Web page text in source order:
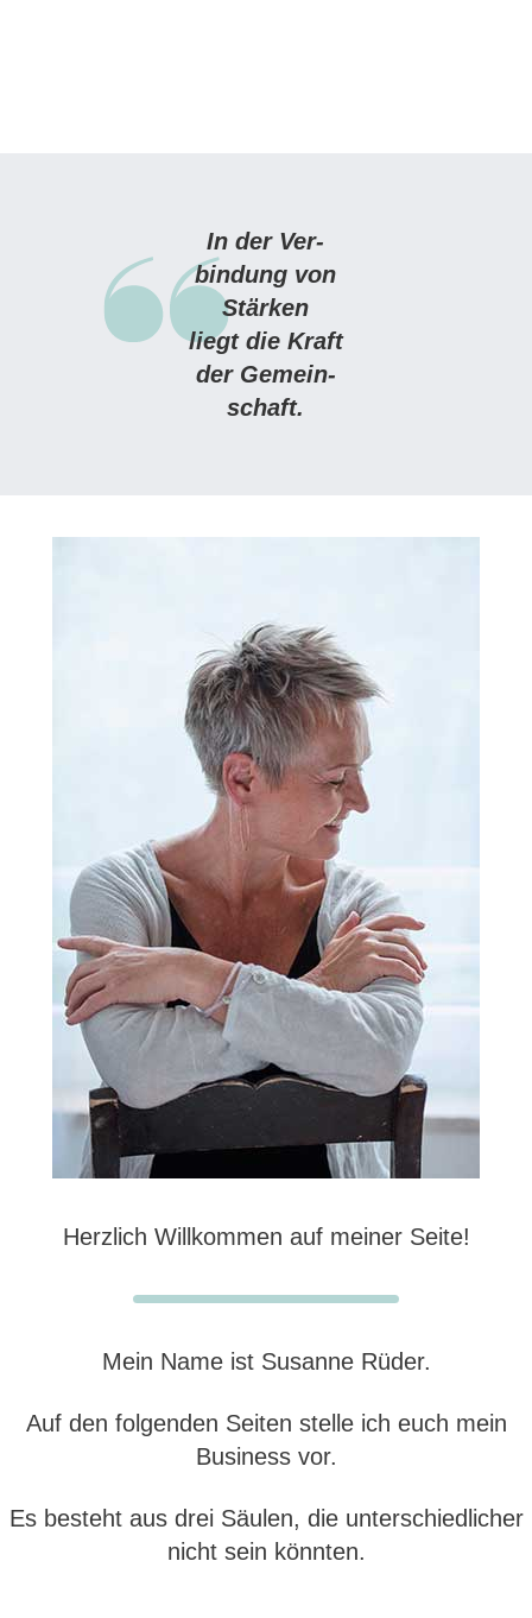
In der Ver­
bindung von
Stär­ken
liegt die Kraft
der Ge­mein­
schaft.
Herzlich Willkommen auf meiner Seite!
Mein Name ist Susanne Rüder.
Auf den folgenden Seiten stelle ich euch mein
Business vor.
Es besteht aus drei Säulen, die unterschiedlicher
nicht sein könnten.